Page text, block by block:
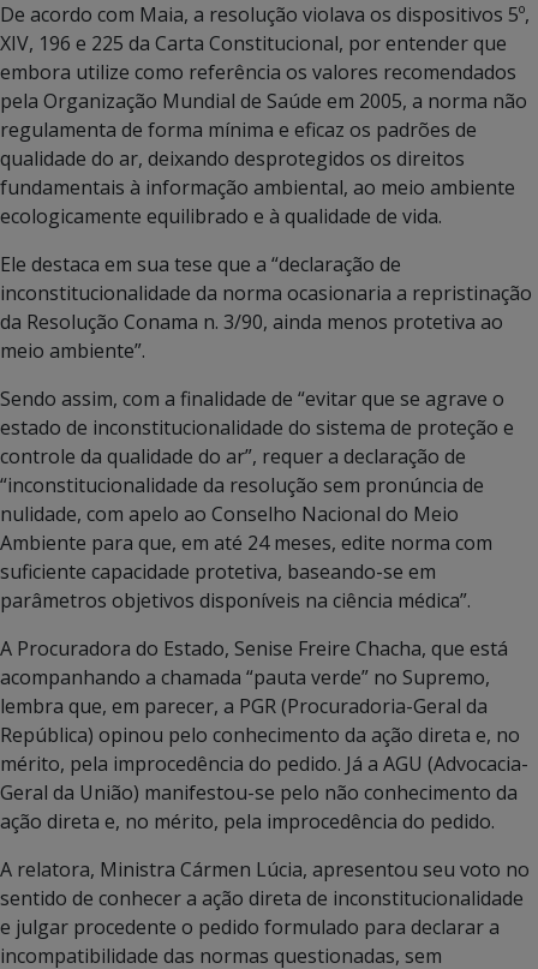
De acordo com Maia, a resolução violava os dispositivos 5º,
XIV, 196 e 225 da Carta Constitucional, por entender que
embora utilize como referência os valores recomendados
pela Organização Mundial de Saúde em 2005, a norma não
regulamenta de forma mínima e eficaz os padrões de
qualidade do ar, deixando desprotegidos os direitos
fundamentais à informação ambiental, ao meio ambiente
ecologicamente equilibrado e à qualidade de vida.
Ele destaca em sua tese que a “declaração de
inconstitucionalidade da norma ocasionaria a repristinação
da Resolução Conama n. 3/90, ainda menos protetiva ao
meio ambiente”.
Sendo assim, com a finalidade de “evitar que se agrave o
estado de inconstitucionalidade do sistema de proteção e
controle da qualidade do ar”, requer a declaração de
“inconstitucionalidade da resolução sem pronúncia de
nulidade, com apelo ao Conselho Nacional do Meio
Ambiente para que, em até 24 meses, edite norma com
suficiente capacidade protetiva, baseando-se em
parâmetros objetivos disponíveis na ciência médica”.
A Procuradora do Estado, Senise Freire Chacha, que está
acompanhando a chamada “pauta verde” no Supremo,
lembra que, em parecer, a PGR (Procuradoria-Geral da
República) opinou pelo conhecimento da ação direta e, no
mérito, pela improcedência do pedido. Já a AGU (Advocacia-
Geral da União) manifestou-se pelo não conhecimento da
ação direta e, no mérito, pela improcedência do pedido.
A relatora, Ministra Cármen Lúcia, apresentou seu voto no
sentido de conhecer a ação direta de inconstitucionalidade
e julgar procedente o pedido formulado para declarar a
incompatibilidade das normas questionadas, sem